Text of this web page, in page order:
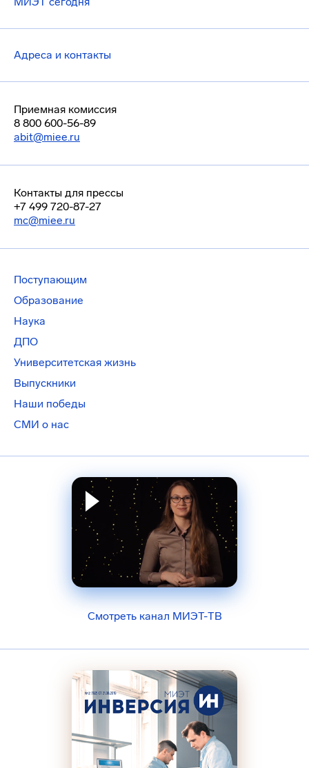
Адреса и контакты
Приемная комиссия
8 800 600-56-89
abit@miee.ru
Контакты для прессы
+7 499 720-87-27
mc@miee.ru
Поступающим
Образование
Наука
ДПО
Университетская жизнь
Выпускники
Наши победы
СМИ о нас
Смотреть канал МИЭТ-ТВ